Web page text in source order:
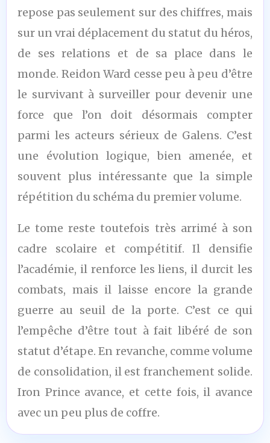
repose pas seulement sur des chiffres, mais
sur un vrai déplacement du statut du héros,
de ses relations et de sa place dans le
monde. Reidon Ward cesse peu à peu d’être
le survivant à surveiller pour devenir une
force que l’on doit désormais compter
parmi les acteurs sérieux de Galens. C’est
une évolution logique, bien amenée, et
souvent plus intéressante que la simple
répétition du schéma du premier volume.
Le tome reste toutefois très arrimé à son
cadre scolaire et compétitif. Il densifie
l’académie, il renforce les liens, il durcit les
combats, mais il laisse encore la grande
guerre au seuil de la porte. C’est ce qui
l’empêche d’être tout à fait libéré de son
statut d’étape. En revanche, comme volume
de consolidation, il est franchement solide.
Iron Prince avance, et cette fois, il avance
avec un peu plus de coffre.